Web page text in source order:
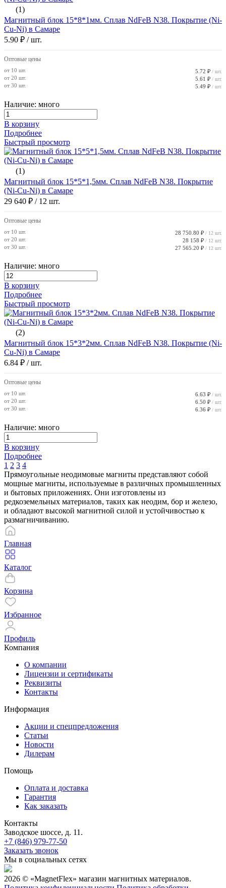
(1)
Магнитный блок 15*8*1мм. Сплав NdFeB N38. Покрытие (Ni-
Cu-Ni) в Самаре
5.90 ₽ / шт.
Оптовые цены
от 10 шт. 5.72 ₽ / шт.
от 20 шт. 5.61 ₽ / шт.
от 30 шт. 5.49 ₽ / шт.
Наличие: много
В корзину
Подробнее
Быстрый просмотр
(1)
Магнитный блок 15*5*1,5мм. Сплав NdFeB N38. Покрытие
(Ni-Cu-Ni) в Самаре
29 640 ₽ / 12 шт.
Оптовые цены
от 10 шт. 28 750.80 ₽ / 12 шт.
от 20 шт. 28 158 ₽ / 12 шт.
от 30 шт. 27 565.20 ₽ / 12 шт.
Наличие: много
В корзину
Подробнее
Быстрый просмотр
(2)
Магнитный блок 15*3*2мм. Сплав NdFeB N38. Покрытие (Ni-
Cu-Ni) в Самаре
6.84 ₽ / шт.
Оптовые цены
от 10 шт. 6.63 ₽ / шт.
от 20 шт. 6.50 ₽ / шт.
от 30 шт. 6.36 ₽ / шт.
Наличие: много
В корзину
Подробнее
1 2 3 4
Прямоугольные неодимовые магниты представляют собой
мощные магниты, используемые в различных промышленных
и бытовых приложениях. Они изготовлены из
редкоземельных материалов, таких как неодим, бор и железо,
и обладают высокой магнитной силой и устойчивостью к
размагничиванию.
Главная
Каталог
Корзина
Избранное
Профиль
Компания
О компании
Лицензии и сертификаты
Реквизиты
Контакты
Информация
Акции и спецпредложения
Статьи
Новости
Дилерам
Помощь
Оплата и доставка
Гарантия
Как заказать
Контакты
Заводское шоссе, д. 11.
+7 (846) 979-77-50
Заказать звонок
Мы в социальных сетях
2026 © «MagnetFlex» магазин магнитных материалов.